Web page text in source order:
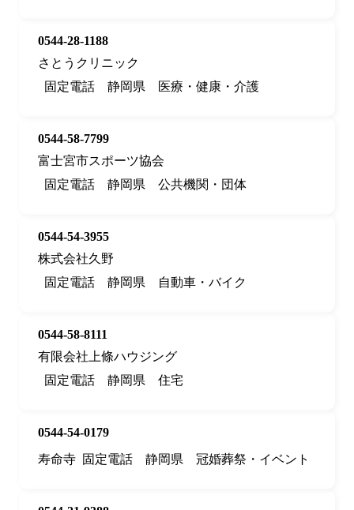
0544-28-1188
さとうクリニック
固定電話
静岡県 医療・健康・介護
0544-58-7799
富士宮市スポーツ協会
固定電話
静岡県 公共機関・団体
0544-54-3955
株式会社久野
固定電話
静岡県 自動車・バイク
0544-58-8111
有限会社上條ハウジング
固定電話
静岡県 住宅
0544-54-0179
寿命寺 固定電話 静岡県 冠婚葬祭・イベント